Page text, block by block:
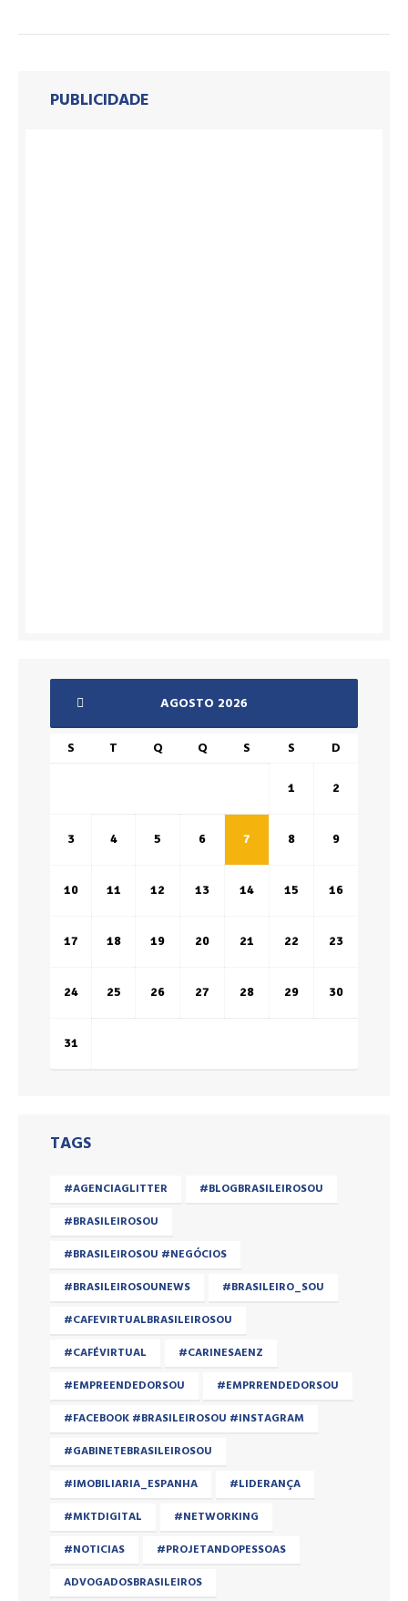
PUBLICIDADE
AGOSTO 2026
S T Q Q S S D
1 2
3 4 5 6 7 8 9
10 11 12 13 14 15 16
17 18 19 20 21 22 23
24 25 26 27 28 29 30
31
TAGS
#AGENCIAGLITTER
#BLOGBRASILEIROSOU
#BRASILEIROSOU
#BRASILEIROSOU #NEGÓCIOS
#BRASILEIROSOUNEWS
#BRASILEIRO_SOU
#CAFEVIRTUALBRASILEIROSOU
#CAFÉVIRTUAL
#CARINESAENZ
#EMPREENDEDORSOU
#EMPRRENDEDORSOU
#FACEBOOK #BRASILEIROSOU #INSTAGRAM
#GABINETEBRASILEIROSOU
#IMOBILIARIA_ESPANHA
#LIDERANÇA
#MKTDIGITAL
#NETWORKING
#NOTICIAS
#PROJETANDOPESSOAS
ADVOGADOSBRASILEIROS